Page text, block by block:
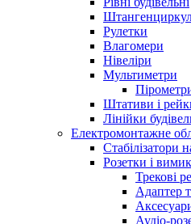
Рулетки
Влагомери
Нівеліри
Мультиметри
Штативи і
Лінійки
Електромонтажне
Стабілізатори
Розетки і
Трекові
Адаптер
Аудіо-